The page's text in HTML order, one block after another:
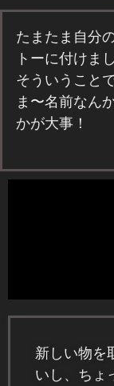
たまたま自分
トーに付けま
そういうことで
ま〜名前なん
かが大事！
新しい物を
いし、 ちょ